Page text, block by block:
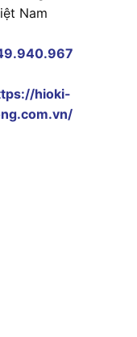
Nam
hioki-